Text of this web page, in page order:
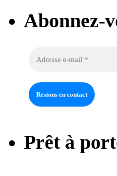
Abonnez-
Prêt à